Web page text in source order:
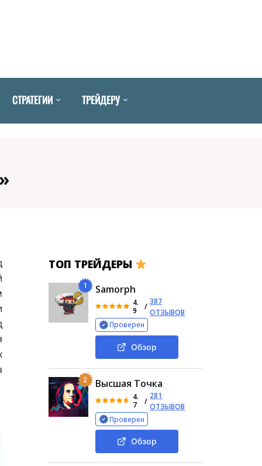
СТРАТЕГИИ ТРЕЙДЕРУ
ТОП ТРЕЙДЕРЫ
1 Samorph
4.
9
/
387
ОТЗЫВОВ
Проверен
Обзор
2 Высшая Точка
4.
7
/
281
ОТЗЫВОВ
Проверен
Обзор